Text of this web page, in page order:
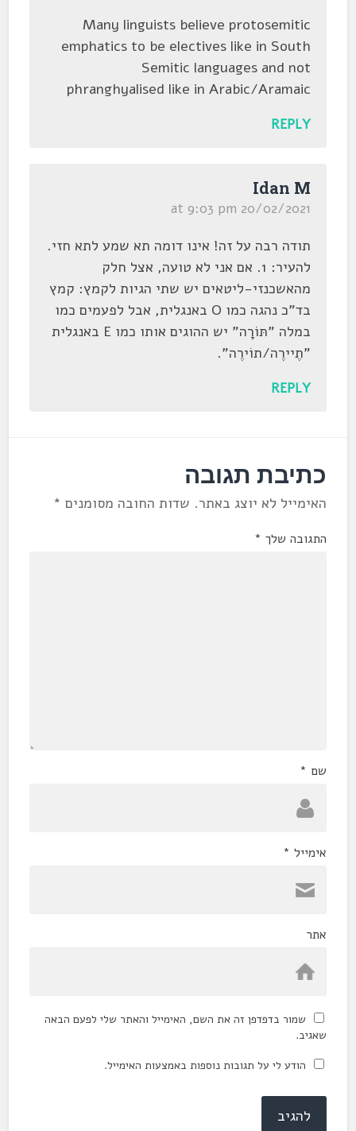
Many linguists believe protosemitic
emphatics to be electives like in South
Semitic languages and not
phranghyalised like in Arabic/Aramaic
REPLY
Idan M
20/02/2021 at 9:03 pm
תודה רבה על זה! אינו דומה תא שמע לתא חזי.
להעיר: 1. אם אני לא טועה, אצל חלק
מהאשכנזי-ליטאים יש שתי הגיות לקמץ: קמץ
בד"כ נהגה כמו O באנגלית, אבל לפעמים כמו
במלה "תּוֹרָה" יש ההוגים אותו כמו E באנגלית
"תֶיירֶה/תוֹירֶה".
REPLY
כתיבת תגובה
האימייל לא יוצג באתר. שדות החובה מסומנים *
התגובה שלך *
שם *
אימייל *
אתר
שמור בדפדפן זה את השם, האימייל והאתר שלי לפעם הבאה
שאגיב.
הודע לי על תגובות נוספות באמצעות האימייל.